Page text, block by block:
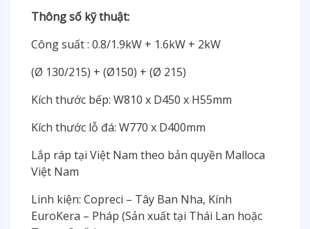
Thông số kỹ thuật:
Công suất : 0.8/1.9kW + 1.6kW + 2kW
(Ø 130/215) + (Ø150) + (Ø 215)
Kích thước bếp: W810 x D450 x H55mm
Kích thước lỗ đá: W770 x D400mm
Lắp ráp tại Việt Nam theo bản quyền Malloca
Việt Nam
Linh kiện: Copreci – Tây Ban Nha, Kính
EuroKera – Pháp (Sản xuất tại Thái Lan hoặc